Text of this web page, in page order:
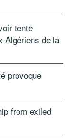
tente
Algériens de la
provoque
from exiled